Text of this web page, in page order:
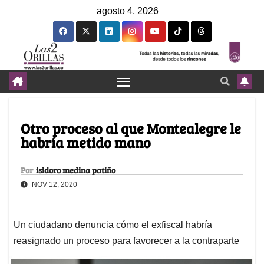
agosto 4, 2026
Otro proceso al que Montealegre le
habría metido mano
Por isidoro medina patiño
NOV 12, 2020
Un ciudadano denuncia cómo el exfiscal habría
reasignado un proceso para favorecer a la contraparte